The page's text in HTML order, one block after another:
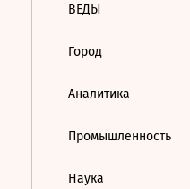
ВЕДЫ
Город
Аналитика
Промышленность
Наука